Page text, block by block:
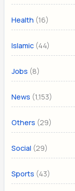
Health (16)
Islamic (44)
Jobs (8)
News (1,153)
Others (29)
Social (29)
Sports (43)